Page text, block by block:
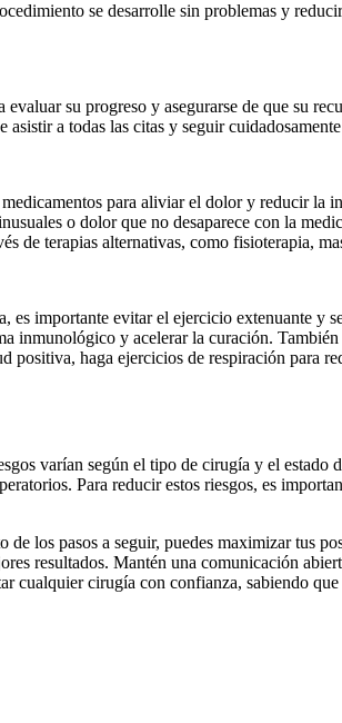
se desarrolle sin problemas y
su progreso y asegurarse de que su
a todas las citas y seguir
para aliviar el dolor y reducir la
o dolor que no desaparece con la
de terapias alternativas, como fisioterapia,
es importante evitar el ejercicio extenuante y
inmunológico y acelerar la curación.
haga ejercicios de respiración para
varían según el tipo de cirugía y el estado
Para reducir estos riesgos, es
los pasos a seguir, puedes maximizar tus
resultados. Mantén una comunicación
cualquier cirugía con confianza, sabiendo